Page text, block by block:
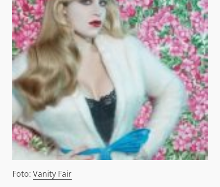
Foto: Vanity Fair